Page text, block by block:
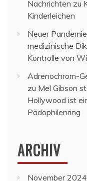
Nachrichten zu
Kinderleichen
Neuer
medizinische
Kontrolle von
Adrenochrom-
zu Mel Gibson
Hollywood ist
Pädophilenring
ARCHIV
November 2024